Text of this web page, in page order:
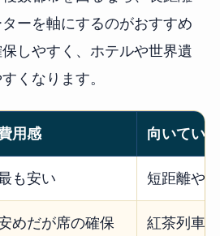
ーを軸にするのがおすすめ
しやすく、ホテルや世界遺
くなります。
用感 向いてい
も安い 短距離や
めだが席の確保
紅茶列車